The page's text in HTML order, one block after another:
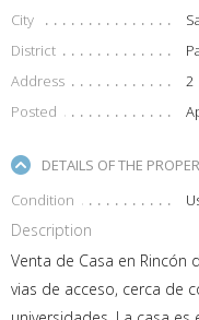
City
District
Address
2
Posted
DETAILS OF THE
Condition
Description
Venta de Casa en Rincón
vias de acceso, cerca de